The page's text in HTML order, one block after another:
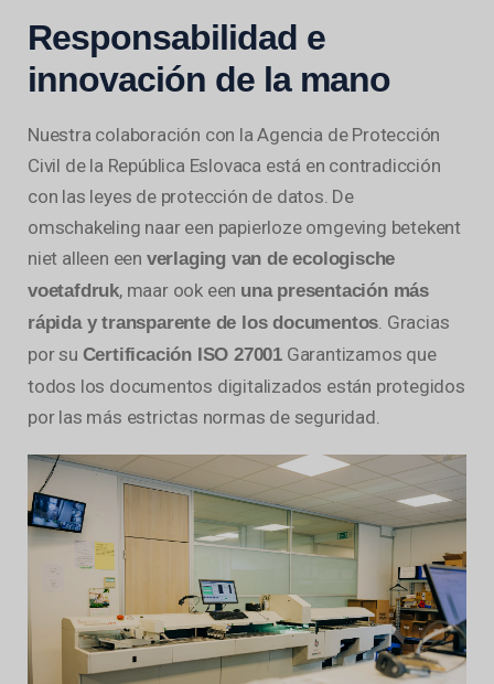
Responsabilidad e
innovación de la mano
Nuestra colaboración con la Agencia de Protección
Civil de la República Eslovaca está en contradicción
con las leyes de protección de datos. De
omschakeling naar een papierloze omgeving betekent
niet alleen een verlaging van de ecologische
voetafdruk, maar ook een una presentación más
rápida y transparente de los documentos. Gracias
por su Certificación ISO 27001 Garantizamos que
todos los documentos digitalizados están protegidos
por las más estrictas normas de seguridad.